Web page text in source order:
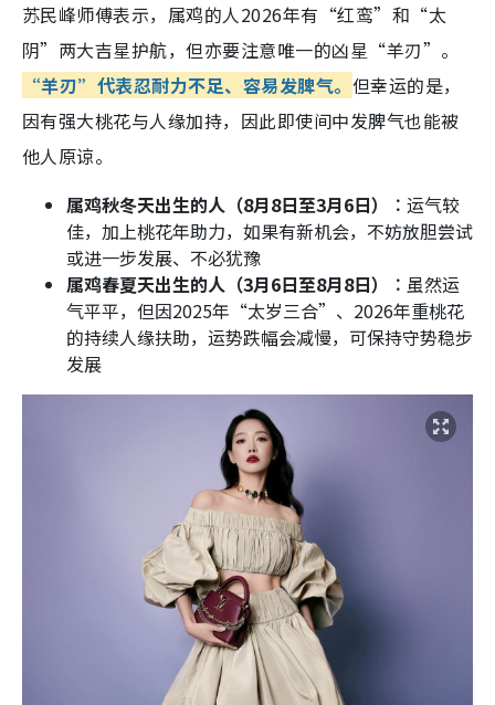
苏民峰师傅表示，属鸡的人2026年有“红鸾”和“太
阴”两大吉星护航，但亦要注意唯一的凶星“羊刃”。
“羊刃”代表忍耐力不足、容易发脾气。 但幸运的是，
因有强大桃花与人缘加持，因此即使间中发脾气也能被
他人原谅。
属鸡秋冬天出生的人（8月8日至3月6日）︰ 运气较
佳，加上桃花年助力，如果有新机会，不妨放胆尝试
或进一步发展、不必犹豫
属鸡春夏天出生的人（3月6日至8月8日）︰ 虽然运
气平平，但因2025年“太岁三合”、2026年重桃花
的持续人缘扶助，运势跌幅会减慢，可保持守势稳步
发展